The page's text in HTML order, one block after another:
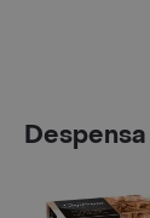
Despensa